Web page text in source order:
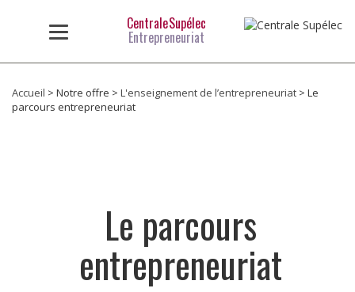
Centrale Supélec
Entrepreneuriat
Vous êtes ici
Accueil > Notre offre > L'enseignement de l’entrepreneuriat > Le
parcours entrepreneuriat
Le parcours
entrepreneuriat